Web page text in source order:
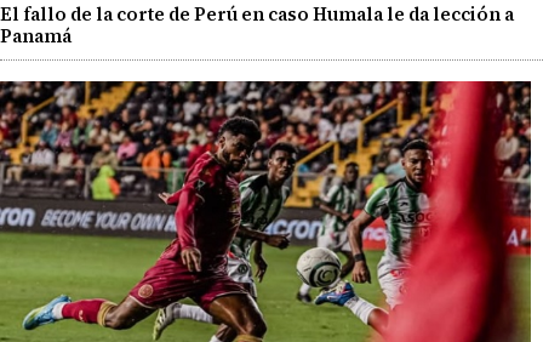
El fallo de la corte de Perú en caso Humala le da lección a
Panamá